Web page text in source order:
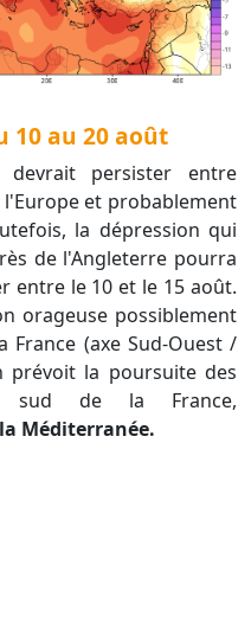
10 au 20 août
et probablement
la dépression qui
de l'Angleterre pourra
entre le 10 et le 15 août.
orageuse possiblement
(axe Sud-Ouest /
prévoit la poursuite des
sud de la France,
Méditerranée.